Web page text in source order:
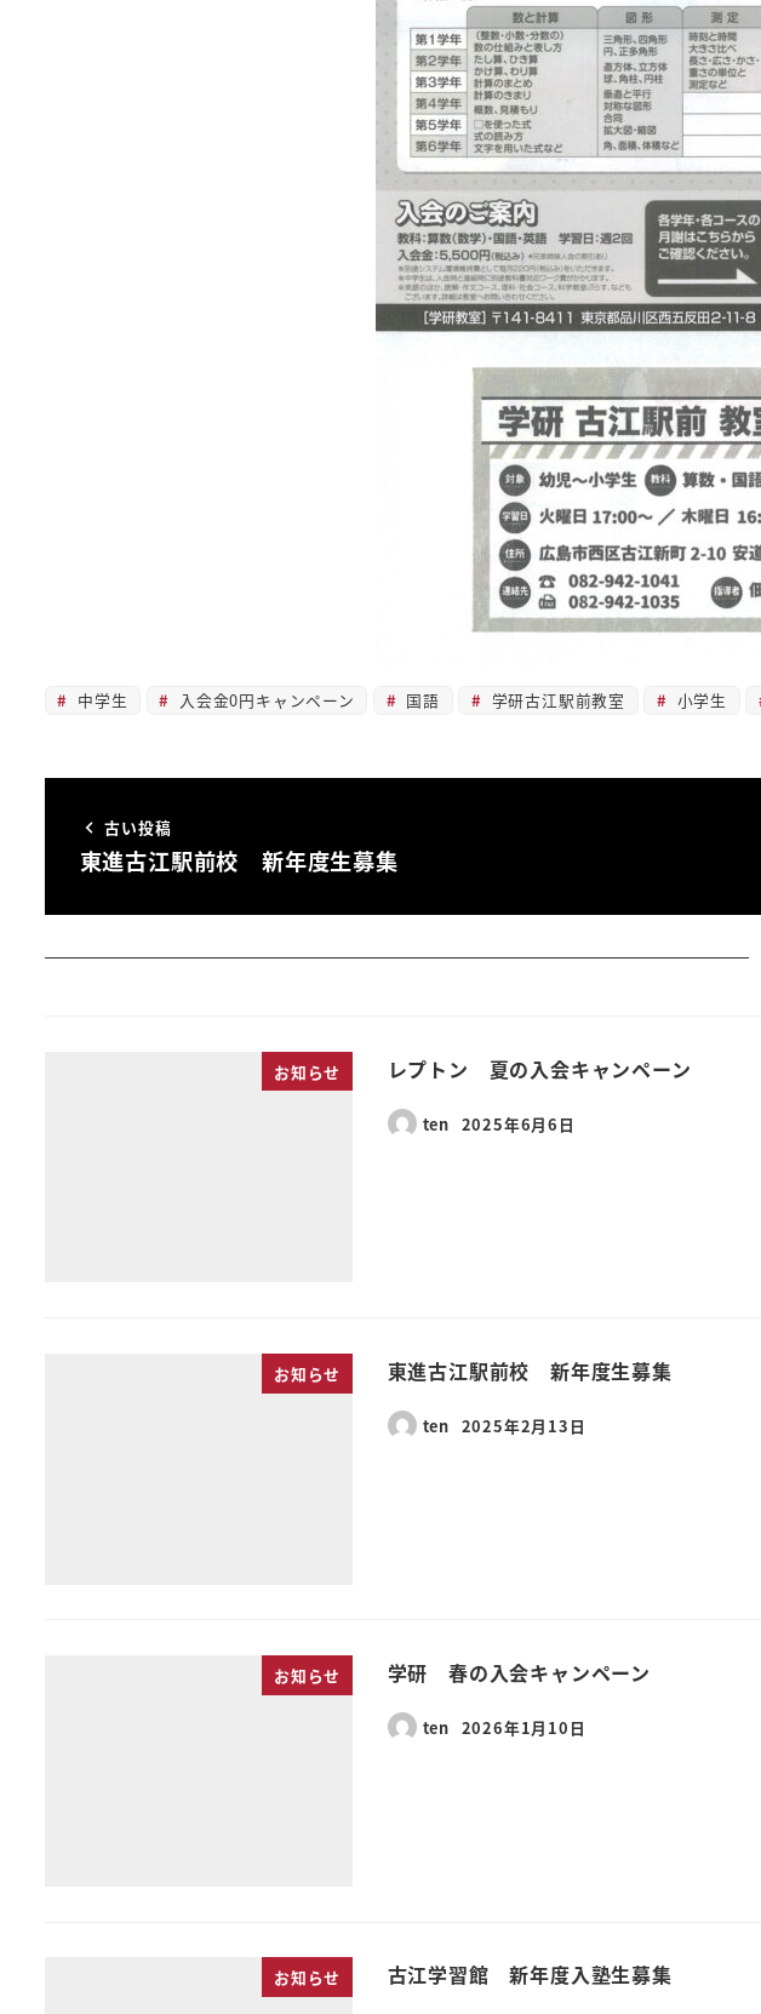
中学生 入会金0円キャンペーン 国語 学研古江駅前教室 小学生
古い投稿
東進古江駅前校 新年度生募集
お知らせ レプトン 夏の入会キャンペーン
ten 2025年6月6日
お知らせ 東進古江駅前校 新年度生募集
ten 2025年2月13日
お知らせ 学研 春の入会キャンペーン
ten 2026年1月10日
お知らせ 古江学習館 新年度入塾生募集